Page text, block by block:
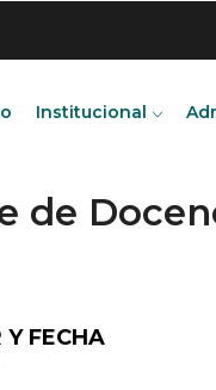
Institucional
de
Y FECHA